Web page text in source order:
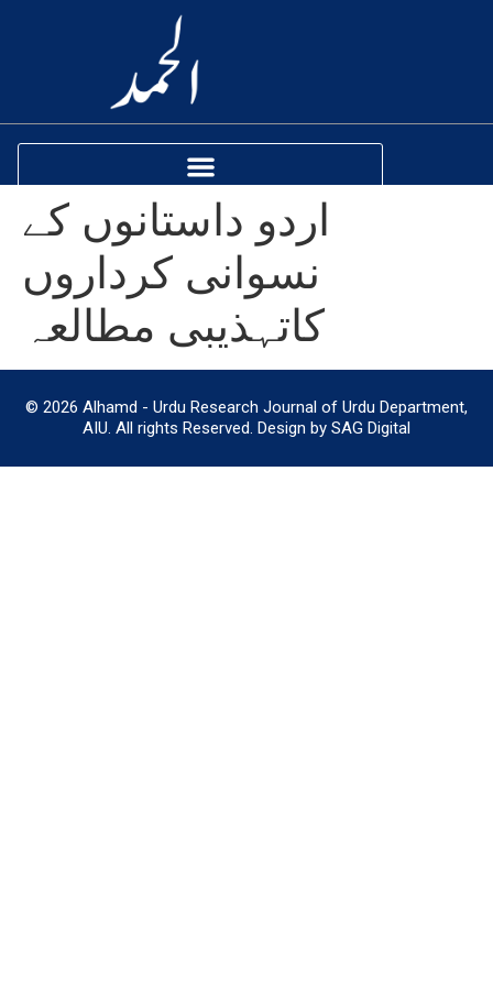
اردو داستانوں کے
نسوانی کرداروں
کاتہذیبی مطالعہ
© 2026 Alhamd - Urdu Research Journal of Urdu Department,
AIU. All rights Reserved. Design by SAG Digital